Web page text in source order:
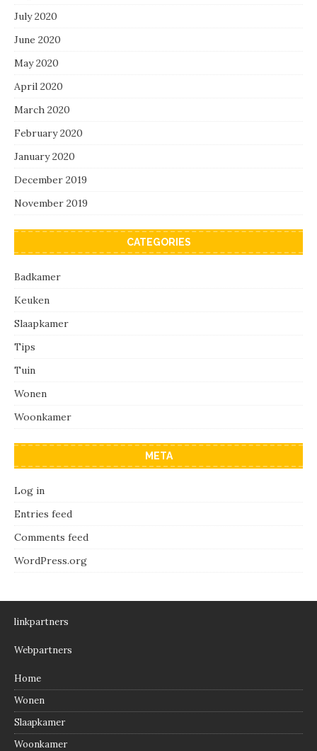
July 2020
June 2020
May 2020
April 2020
March 2020
February 2020
January 2020
December 2019
November 2019
CATEGORIES
Badkamer
Keuken
Slaapkamer
Tips
Tuin
Wonen
Woonkamer
META
Log in
Entries feed
Comments feed
WordPress.org
linkpartners
Webpartners
Home
Wonen
Slaapkamer
Woonkamer